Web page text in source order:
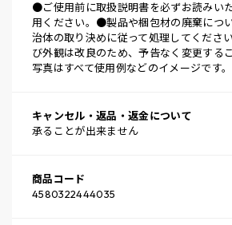
●ご使用前に取扱説明書を必ずお読みい
用ください。●製品や梱包材の廃棄につ
治体の取り決めに従って処理してくださ
び外観は改良のため、予告なく変更する
写真はすべて使用例などのイメージです。
キャンセル・返品・返金について
承ることが出来ません
商品コード
4580322444035